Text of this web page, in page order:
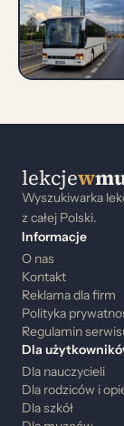
lekcjew
Wyszukiwarka
z całej Polski.
Informacje
O nas
Kontakt
Reklama dla firm
Polityka
Regulamin
Dla
Dla nauczycieli
Dla rodziców i
Dla szkół